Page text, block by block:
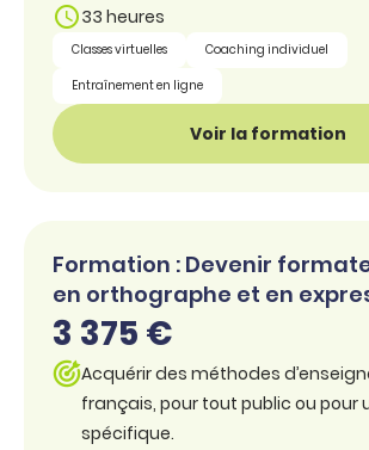
33 heures
Classes virtuelles
Coaching individuel
Entraînement en ligne
Voir la formation
Formation : Devenir
en orthographe et en
3 375 €
Acquérir des méthodes
français, pour tout public ou pour
spécifique.